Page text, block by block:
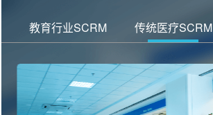
教育行业SCRM 传统医疗SCRM